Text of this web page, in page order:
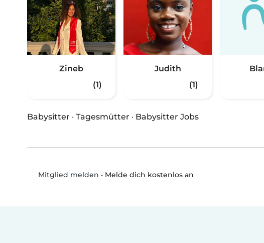
Zineb
(1)
Judith
(1)
Babysitter · Tagesmütter · Babysitter Jobs
Mitglied melden • Melde dich kostenlos an